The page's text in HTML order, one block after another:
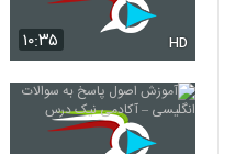
۱۰:۳۵ HD